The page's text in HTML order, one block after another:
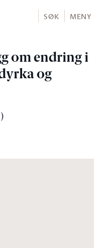
SØK MENY
om endring i
og